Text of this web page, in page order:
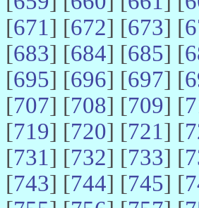
[671] [672] [673] [
[683] [684] [685] [
[695] [696] [697] [
[707] [708] [709] [
[719] [720] [721] [
[731] [732] [733] [
[743] [744] [745] [